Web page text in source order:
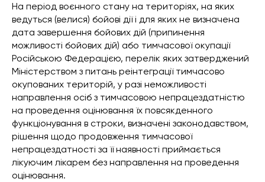
На період воєнного стану на територіях, на яких
ведуться (велися) бойові дії і для яких не визначена
дата завершення бойових дій (припинення
можливості бойових дій) або тимчасової окупації
Російською Федерацією, перелік яких затверджений
Міністерством з питань реінтеграції тимчасово
окупованих територій, у разі неможливості
направлення осіб з тимчасовою непрацездатністю
на проведення оцінювання їх повсякденного
функціонування в строки, визначені законодавством,
рішення щодо продовження тимчасової
непрацездатності за її наявності приймається
лікуючим лікарем без направлення на проведення
оцінювання.